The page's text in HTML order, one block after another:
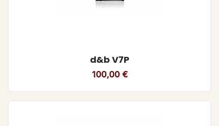
d&b V7P
100,00 €